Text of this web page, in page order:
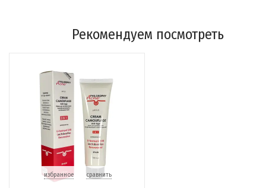
Рекомендуем посмотреть
избранное сравнить